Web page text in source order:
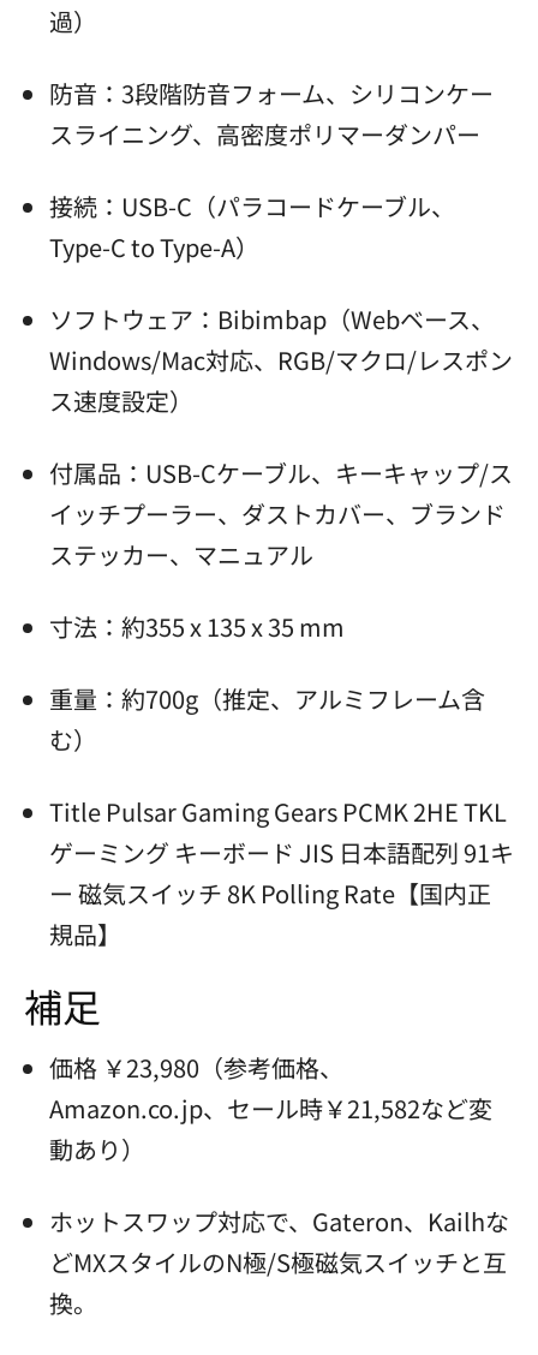
過）
防音：3段階防音フォーム、シリコンケー
スライニング、高密度ポリマーダンパー
接続：USB-C（パラコードケーブル、
Type-C to Type-A）
ソフトウェア：Bibimbap（Webベース、
Windows/Mac対応、RGB/マクロ/レスポン
ス速度設定）
付属品：USB-Cケーブル、キーキャップ/ス
イッチプーラー、ダストカバー、ブランド
ステッカー、マニュアル
寸法：約355 x 135 x 35 mm
重量：約700g（推定、アルミフレーム含
む）
Title Pulsar Gaming Gears PCMK 2HE TKL
ゲーミング キーボード JIS 日本語配列 91キ
ー 磁気スイッチ 8K Polling Rate【国内正
規品】
補足
価格 ￥23,980（参考価格、
Amazon.co.jp、セール時￥21,582など変
動あり）
ホットスワップ対応で、Gateron、Kailhな
どMXスタイルのN極/S極磁気スイッチと互
換。